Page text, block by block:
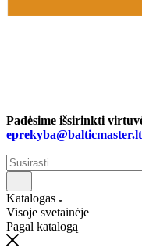
Padėsime išsirinkti
eprekyba@balticmaster.lt
Katalogas
Visoje svetainėje
Pagal katalogą